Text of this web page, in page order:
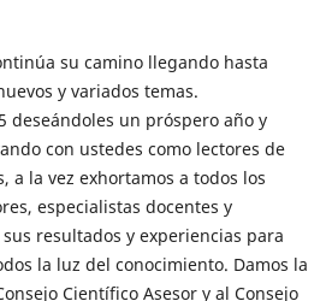
su camino llegando hasta
y variados temas.
deseándoles un próspero año y
con ustedes como lectores de
a la vez exhortamos a todos los
especialistas docentes y
resultados y experiencias para
la luz del conocimiento. Damos la
Científico Asesor y al Consejo